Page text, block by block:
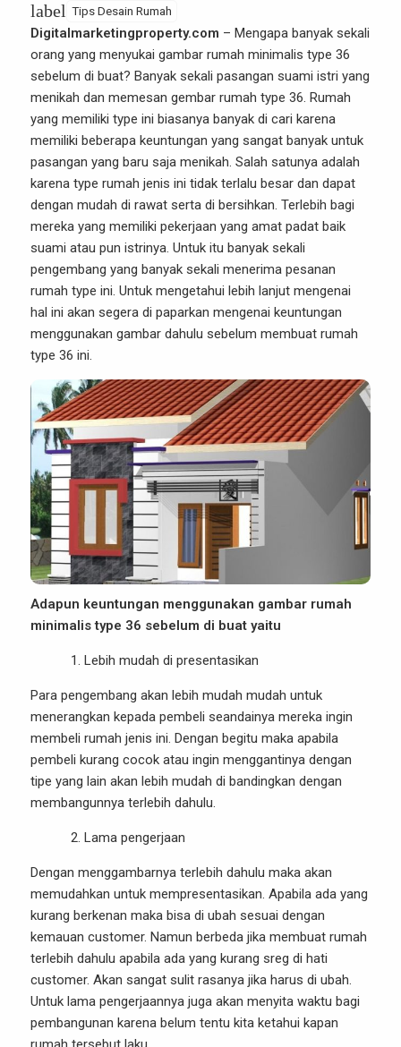
label Tips Desain Rumah
Digitalmarketingproperty.com – Mengapa banyak sekali
orang yang menyukai gambar rumah minimalis type 36
sebelum di buat? Banyak sekali pasangan suami istri yang
menikah dan memesan gembar rumah type 36. Rumah
yang memiliki type ini biasanya banyak di cari karena
memiliki beberapa keuntungan yang sangat banyak untuk
pasangan yang baru saja menikah. Salah satunya adalah
karena type rumah jenis ini tidak terlalu besar dan dapat
dengan mudah di rawat serta di bersihkan. Terlebih bagi
mereka yang memiliki pekerjaan yang amat padat baik
suami atau pun istrinya. Untuk itu banyak sekali
pengembang yang banyak sekali menerima pesanan
rumah type ini. Untuk mengetahui lebih lanjut mengenai
hal ini akan segera di paparkan mengenai keuntungan
menggunakan gambar dahulu sebelum membuat rumah
type 36 ini.
Adapun keuntungan menggunakan gambar rumah
minimalis type 36 sebelum di buat yaitu
Lebih mudah di presentasikan
Para pengembang akan lebih mudah mudah untuk
menerangkan kepada pembeli seandainya mereka ingin
membeli rumah jenis ini. Dengan begitu maka apabila
pembeli kurang cocok atau ingin menggantinya dengan
tipe yang lain akan lebih mudah di bandingkan dengan
membangunnya terlebih dahulu.
Lama pengerjaan
Dengan menggambarnya terlebih dahulu maka akan
memudahkan untuk mempresentasikan. Apabila ada yang
kurang berkenan maka bisa di ubah sesuai dengan
kemauan customer. Namun berbeda jika membuat rumah
terlebih dahulu apabila ada yang kurang sreg di hati
customer. Akan sangat sulit rasanya jika harus di ubah.
Untuk lama pengerjaannya juga akan menyita waktu bagi
pembangunan karena belum tentu kita ketahui kapan